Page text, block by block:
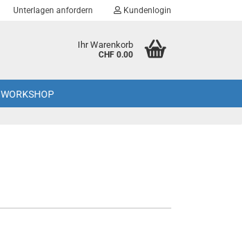
Unterlagen anfordern Kundenlogin
Ihr Warenkorb
CHF 0.00
WORKSHOP